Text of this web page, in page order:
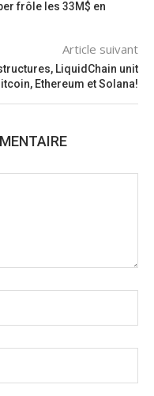
frôle les 33M$ en
Article suivant
LiquidChain unit
Ethereum et Solana!